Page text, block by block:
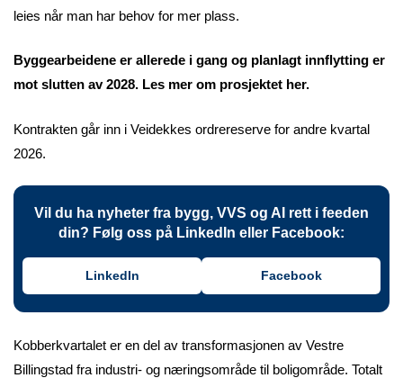
leies når man har behov for mer plass.
Byggearbeidene er allerede i gang og planlagt innflytting er
mot slutten av 2028. Les mer om prosjektet her.
Kontrakten går inn i Veidekkes ordrereserve for andre kvartal
2026.
Vil du ha nyheter fra bygg, VVS og AI rett i feeden
din? Følg oss på LinkedIn eller Facebook:
LinkedIn Facebook
Kobberkvartalet er en del av transformasjonen av Vestre
Billingstad fra industri- og næringsområde til boligområde. Totalt